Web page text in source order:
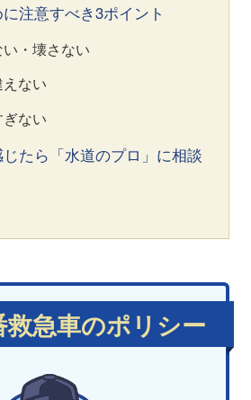
注意すべき3ポイント
・壊さない
ない
ない
たら「水道のプロ」に相談
急車のポリシー